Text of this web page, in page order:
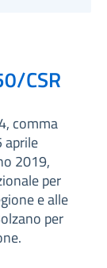
CSR
comma
aprile
2019,
per
e alle
per